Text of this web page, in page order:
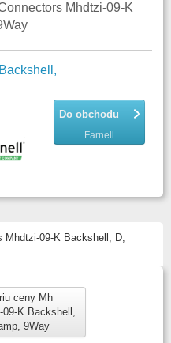
Mhdtzi-09-K
Do obchodu
Farnell
Mhdtzi-09-K Backshell, D,
ceny Mh
K Backshell,
9Way